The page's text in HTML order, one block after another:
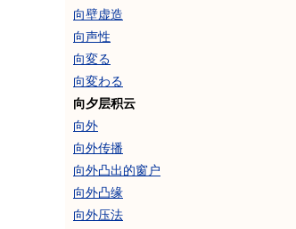
向壁虚造
向声性
向変る
向変わる
向夕层积云
向外
向外传播
向外凸出的窗户
向外凸缘
向外压法